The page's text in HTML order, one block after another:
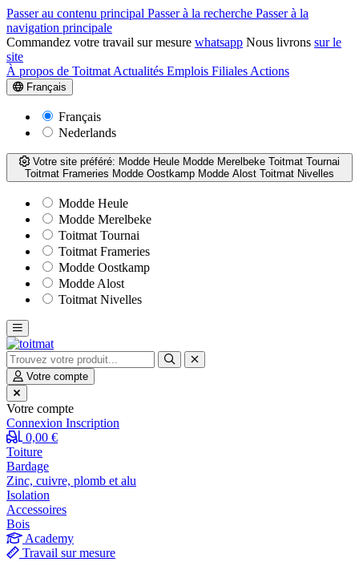
Passer au contenu principal Passer à la recherche Passer à la
navigation principale
Commandez votre travail sur mesure whatsapp Nous livrons sur le
site
À propos de Toitmat Actualités Emplois Filiales Actions
Français
Français
Nederlands
Votre site préféré: Modde Heule Modde Merelbeke Toitmat Tournai
Toitmat Frameries Modde Oostkamp Modde Alost Toitmat Nivelles
Modde Heule
Modde Merelbeke
Toitmat Tournai
Toitmat Frameries
Modde Oostkamp
Modde Alost
Toitmat Nivelles
Votre compte
Votre compte
Connexion Inscription
0,00 €
Toiture
Bardage
Zinc, cuivre, plomb et alu
Isolation
Accessoires
Bois
Academy
Travail sur mesure